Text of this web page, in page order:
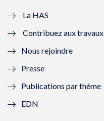
l
l
f
e
e
La HAS
Contribuez aux travaux
Nous rejoindre
Presse
Publications par thème
EDN